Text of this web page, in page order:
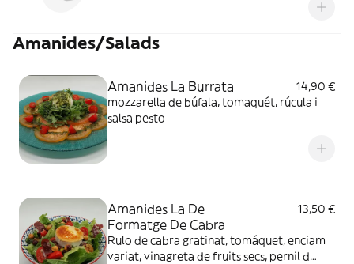
Amanides/Salads
Amanides La Burrata
14,90 €
mozzarella de búfala, tomaquét, rúcula i
salsa pesto
Amanides La De
Formatge De Cabra
13,50 €
Rulo de cabra gratinat, tomáquet, enciam
variat, vinagreta de fruits secs, pernil d